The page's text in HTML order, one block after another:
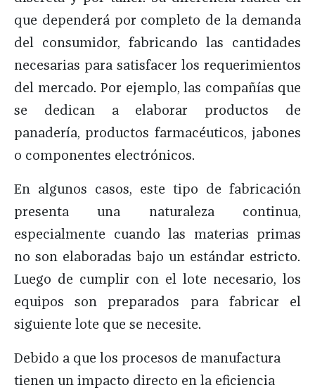
que dependerá por completo de la demanda
del consumidor, fabricando las cantidades
necesarias para satisfacer los requerimientos
del mercado. Por ejemplo, las compañías que
se dedican a elaborar productos de
panadería, productos farmacéuticos, jabones
o componentes electrónicos.
En algunos casos, este tipo de fabricación
presenta una naturaleza continua,
especialmente cuando las materias primas
no son elaboradas bajo un estándar estricto.
Luego de cumplir con el lote necesario, los
equipos son preparados para fabricar el
siguiente lote que se necesite.
Debido a que los procesos de manufactura
tienen un impacto directo en la eficiencia